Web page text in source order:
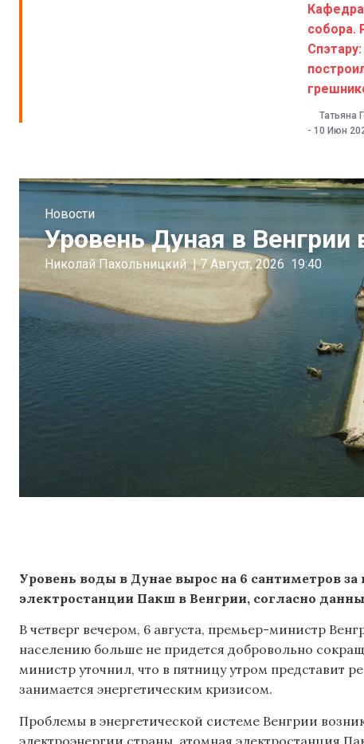
собора.
Татьяна
- 10 Июн
Новости
Уровень Дуная в Венгрии
Николай Пахольницкий | 7 Август, 2026 19:40
Уровень воды в Дунае вырос на 6 сантиметров
электростанции Пакш в Венгрии, согласно
В четверг вечером, 6 августа, премьер-министр
населению больше не придется добровольно
министр уточнил, что в пятницу утром представит
занимается энергетическим кризисом.
Проблемы в энергетической системе Венгрии
электроэнергии страны, атомная электростанция